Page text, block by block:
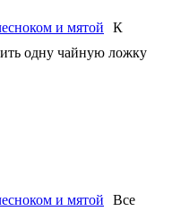
К
одну чайную ложку
Все